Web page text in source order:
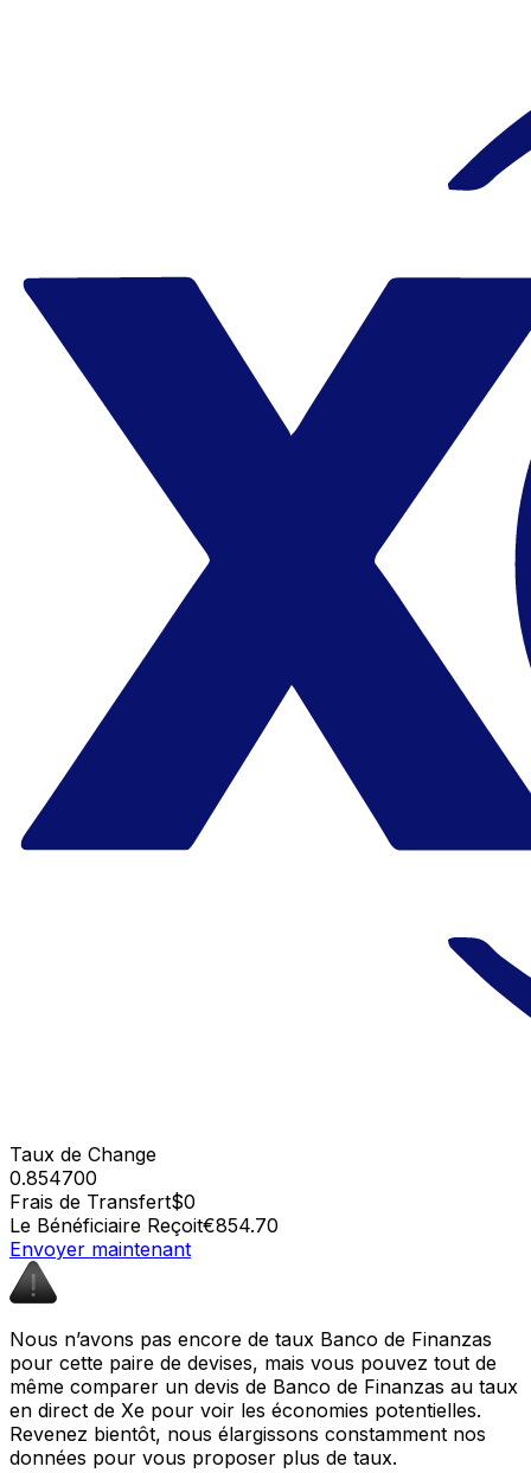
Taux de Change
0.854700
Frais de Transfert$0
Le Bénéficiaire Reçoit€854.70
Envoyer maintenant
Nous n’avons pas encore de taux Banco de Finanzas
pour cette paire de devises, mais vous pouvez tout de
même comparer un devis de Banco de Finanzas au taux
en direct de Xe pour voir les économies potentielles.
Revenez bientôt, nous élargissons constamment nos
données pour vous proposer plus de taux.